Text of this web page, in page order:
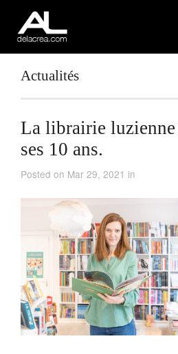
Actualités
La librairie
ses 10 ans.
Posted on Mar 29, 2021 in